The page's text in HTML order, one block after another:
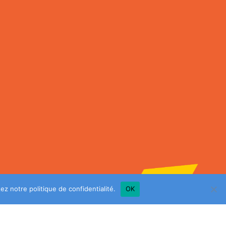
notre politique de confidentialité. OK